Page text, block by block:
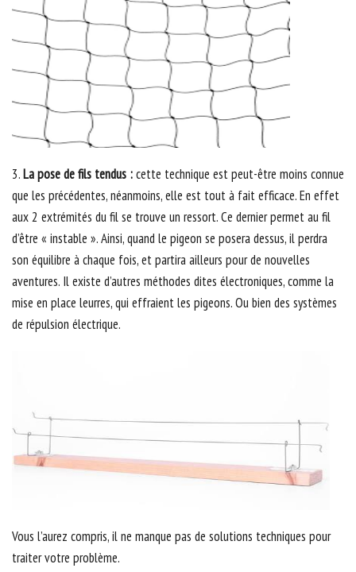
3.La pose de fils tendus :cette technique est peut-être moins connue
que les précédentes, néanmoins, elle est tout à fait efficace. En effet
aux 2 extrémités du fil se trouve un ressort. Ce dernier permet au fil
d’être « instable ». Ainsi, quand le pigeon se posera dessus, il perdra
son équilibre à chaque fois, et partira ailleurs pour de nouvelles
aventures. Il existe d’autres méthodes dites électroniques, comme la
mise en place leurres, qui effraient les pigeons. Ou bien des systèmes
de répulsion électrique.
Vous l’aurez compris, il ne manque pas de solutions techniques pour
traiter votre problème.